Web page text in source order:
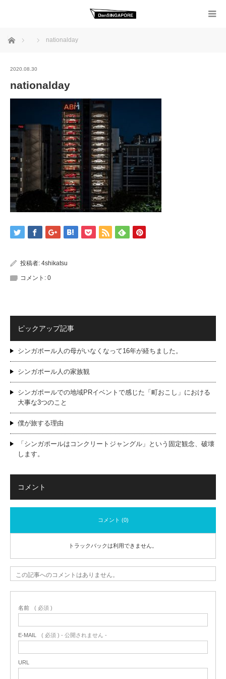
ホーム nationalday
2020.08.30
nationalday
投稿者: 4shikatsu
コメント: 0
ピックアップ記事
シンガポール人の母がいなくなって16年が経ちました。
シンガポール人の家族観
シンガポールでの地域PRイベントで感じた「町おこし」における
大事な3つのこと
僕が旅する理由
「シンガポールはコンクリートジャングル」という固定観念、破壊
します。
コメント
コメント (0)
トラックバックは利用できません。
この記事へのコメントはありません。
名前 ( 必須 )
E-MAIL ( 必須 ) - 公開されません -
URL